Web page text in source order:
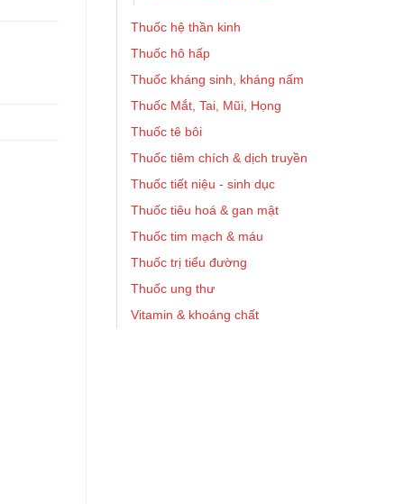
Thuốc hệ thần kinh
Thuốc hô hấp
Thuốc kháng sinh, kháng nấm
Thuốc Mắt, Tai, Mũi, Họng
Thuốc tê bôi
Thuốc tiêm chích & dịch truyền
Thuốc tiết niệu - sinh dục
Thuốc tiêu hoá & gan mật
Thuốc tim mạch & máu
Thuốc trị tiểu đường
Thuốc ung thư
Vitamin & khoáng chất